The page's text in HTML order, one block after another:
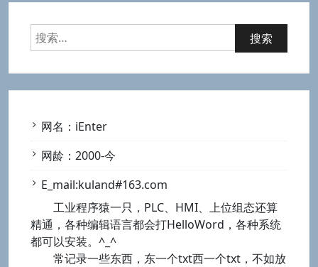
搜
索：
网名：iEnter
网龄：2000-今
E_mail:kuland#163.com
工业程序猿一只，PLC、HMI、上位组态还算
精通，各种编辑语言都会打HelloWord，各种系统
都可以安装。^_^
常记录一些东西，东一个txt西一个txt，不如放